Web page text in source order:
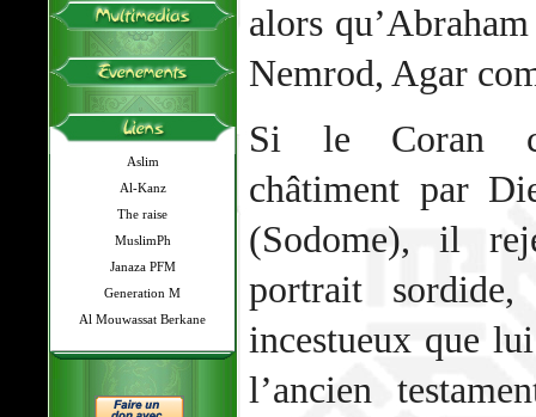
Aslim
Al-Kanz
The raise
MuslimPh
Janaza PFM
Generation M
Al Mouwassat Berkane
alors
Nemrod, Agar
Si le Coran
châtiment par
(Sodome), il
portrait
incestueux que
l’ancien